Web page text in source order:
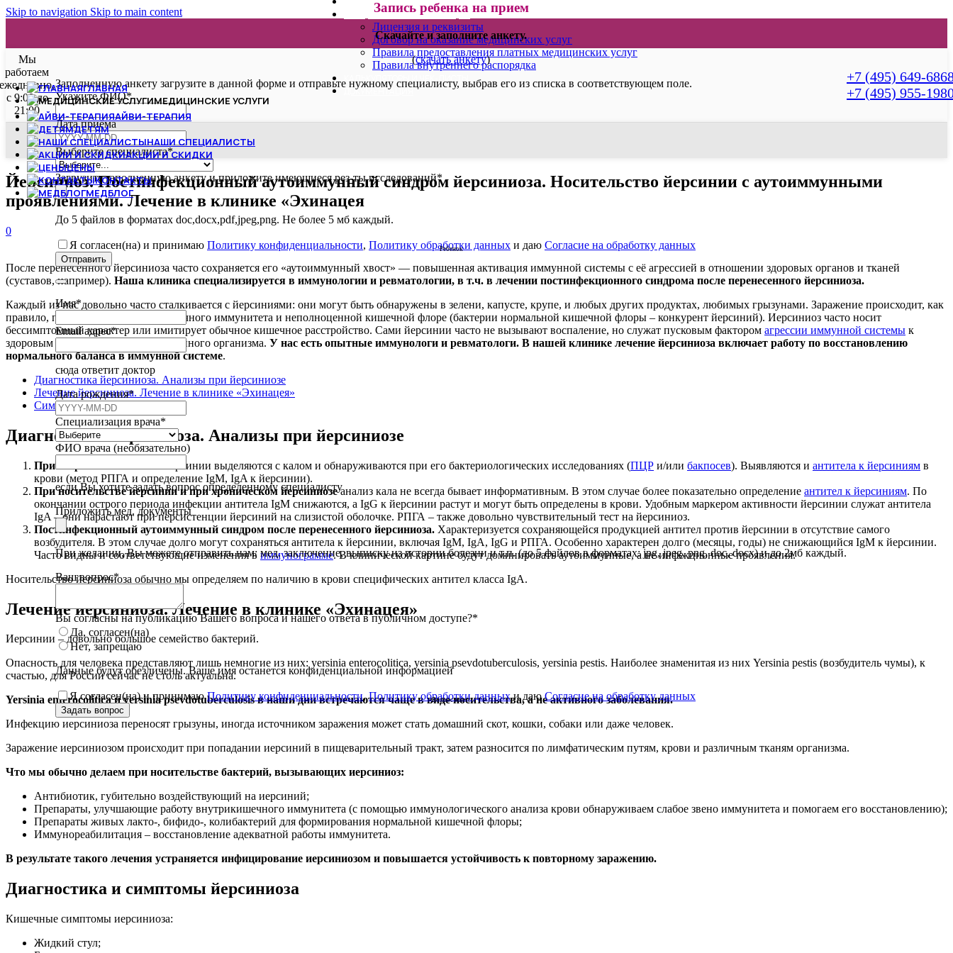
Skip to navigation Skip to main content
ОФИЦИАЛЬНАЯ ИНФОРМАЦИЯ
Лицензия и реквизиты
Договор на оказание медицинских услуг
Правила предоставления платных медицинских услуг
Правила внутреннего распорядка
ДОКУМЕНТАЦИЯ
Мы
работаем
ежедневно,
с 9:00 до
21:00
Запись ребенка на прием
Скачайте и заполните анкету.
(скачать анкету)
Заполненную анкету загрузите в данной форме и отправьте нужному специалисту, выбрав его из списка в соответствующем поле.
Укажите ФИО*
Website
URL*
Дата приёма
Выберите специалиста*
Загрузите заполненную анкету и приложите имеющиеся рез-ты исследований*
До 5 файлов в форматах doc,docx,pdf,jpeg,png. Не более 5 мб каждый.
Я согласен(на) и принимаю Политику конфиденциальности, Политику обработки данных и даю Согласие на обработку данных
Отправить
Ребенок
Имя*
Email адрес*
сюда ответит доктор
Дата рождения*
Специализация врача*
ФИО врача (необязательно)
если Вы хотите задать вопрос определенному специалисту
Приложить мед. документы
При желании, Вы можете отправить нам: мед. заключение, выписку из истории болезни и т.п. (до 5 файлов в форматах: jpg, jpeg, png, doc, docx) и до 2мб каждый.
Phone
Ваш вопрос*
Вы согласны на публикацию Вашего вопроса и нашего ответа в публичном доступе?*
Да, согласен(на)
Нет, запрещаю
Данные будут обезличены. Ваше имя останется конфиденциальной информацией
Я согласен(на) и принимаюПолитику конфиденциальности,Политику обработки данныхи даюСогласие на обработку данных
Задать вопрос
Вопрос врачу
+7 (495) 649-
+7 (495) 955-
ГЛАВНАЯ
МЕДИЦИНСКИЕ УСЛУГИ
АЙВИ-ТЕРАПИЯ
ДЕТЯМ
НАШИ СПЕЦИАЛИСТЫ
АКЦИИ И СКИДКИ
ЦЕНЫ
КОНТАКТЫ
МЕДБЛОГ
Йерсиниоз. Постинфекционный аутоиммунный синдром йерсиниоза. Носительство йерсинии с аутоиммунными
проявлениями. Лечение в клинике «Эхинацея
0
После перенесенного йерсиниоза часто сохраняется его «аутоиммунный хвост» — повышенная активация иммунной системы с её агрессией в отношении здоровых органов и тканей
(суставов, например). Наша клиника специализируется в иммунологии и ревматологии, в т.ч. в лечении постинфекционного синдрома после перенесенного йерсиниоза.
Каждый из нас довольно часто сталкивается с йерсиниями: они могут быть обнаружены в зелени, капусте, крупе, и любых других продуктах, любимых грызунами. Заражение происходит, как
правило, при дефиците внутрикишечного иммунитета и неполноценной кишечной флоре (бактерии нормальной кишечной флоры – конкурент йерсиний). Иерсиниоз часто носит
бессимптомный характер или имитирует обычное кишечное расстройство. Сами йерсинии часто не вызывают воспаление, но служат пусковым фактором агрессии иммунной системы к
здоровым органам и тканям собственного организма. У нас есть опытные иммунологи и ревматологи. В нашей клинике лечение йерсиниоза включает работу по восстановлению
нормального баланса в иммунной системе.
Диагностика йерсиниоза. Анализы при йерсиниозе
Лечение йерсиниоза. Лечение в клинике «Эхинацея»
Симптомы йерсиниоза
Диагностика йерсиниоза. Анализы при йерсиниозе
При остром заболевании иерсинии выделяются с калом и обнаруживаются при его бактериологических исследованиях (ПЦР и/или бакпосев). Выявляются и антитела к йерсиниям в
крови (метод РПГА и определение IgM, IgA к йерсинии).
При носительстве йерсинии и при хроническом йерсиниозеанализ кала не всегда бывает информативным. В этом случае более показательно определение антител к йерсиниям. По
окончании острого периода инфекции антитела IgM снижаются, а IgG к йерсинии растут и могут быть определены в крови. Удобным маркером активности йерсинии служат антитела
IgA – они нарастают при персистенции йерсиний на слизистой оболочке. РПГА – также довольно чувствительный тест на йерсиниоз.
Постинфекционный аутоиммунный синдром после перенесенного йерсиниоза. Характеризуется сохраняющейся продукцией антител против йерсинии в отсутствие самого
возбудителя. В этом случае долго могут сохраняться антитела к йерсинии, включая IgM, IgA, IgG и РПГА. Особенно характерен долго (месяцы, годы) не снижающийся IgM к йерсинии.
Часто видны и соответствующие изменения в иммунограмме. В клинической картине будут доминировать аутоиммунные, а не инфекционные проявления.
Носительство йерсиниоза обычно мы определяем по наличию в крови специфических антител класса IgA.
Лечение йерсиниоза. Лечение в клинике «Эхинацея»
Иерсинии – довольно большое семейство бактерий.
Опасность для человека представляют лишь немногие из них: yersinia enterocolitica, yersinia psevdotuberculosis, yersinia pestis. Наиболее знаменитая из них Yersinia pestis (возбудитель чумы), к
счастью, для России сейчас не столь актуальна.
Yersinia enterocolitica иyersinia psevdotuberculosis в наши дни встречаются чаще в виде носительства, а не активного заболевания.
Инфекцию иерсиниоза переносят грызуны, иногда источником заражения может стать домашний скот, кошки, собаки или даже человек.
Заражение иерсиниозом происходит при попадании иерсиний в пищеварительный тракт, затем разносится по лимфатическим путям, крови и различным тканям организма.
Что мы обычно делаем при носительстве бактерий, вызывающих иерсиниоз:
Антибиотик, губительно воздействующий на иерсиний;
Препараты, улучшающие работу внутрикишечного иммунитета (с помощью иммунологического анализа крови обнаруживаем слабое звено иммунитета и помогаем его восстановлению);
Препараты живых лакто-, бифидо-, колибактерий для формирования нормальной кишечной флоры;
Иммунореабилитация – восстановление адекватной работы иммунитета.
В результате такого лечения устраняется инфицирование иерсиниозом и повышается устойчивость к повторному заражению.
Диагностика и симптомы йерсиниоза
Кишечные симптомы иерсиниоза:
Жидкий стул;